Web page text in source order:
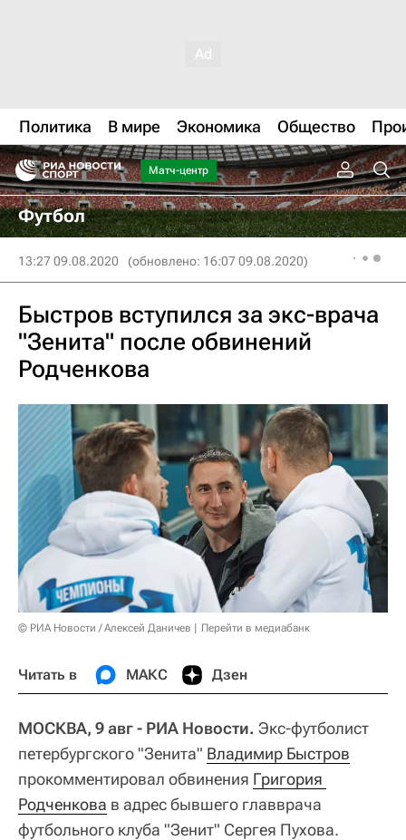
Политика В мире Экономика Общество
Матч-центр
Футбол
13:27 09.08.2020 (обновлено: 16:07 09.08.2020)
Быстров вступился за экс-врача
"Зенита" после обвинений
Родченкова
© РИА Новости / Алексей Даничев Перейти в медиабанк
Читать в МАКС Дзен
МОСКВА, 9 авг - РИА Новости. Экс-футболист
петербургского "Зенита" Владимир Быстров
прокомментировал обвинения Григория
Родченкова в адрес бывшего главврача
футбольного клуба "Зенит" Сергея Пухова.